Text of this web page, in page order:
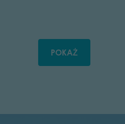
POKAŻ